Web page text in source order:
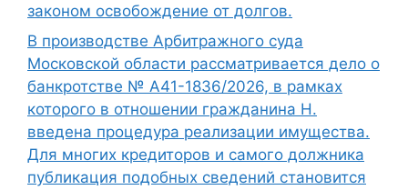
законом освобождение от долгов.
В производстве Арбитражного суда
Московской области рассматривается дело о
банкротстве № А41-1836/2026, в рамках
которого в отношении гражданина Н.
введена процедура реализации имущества.
Для многих кредиторов и самого должника
публикация подобных сведений становится